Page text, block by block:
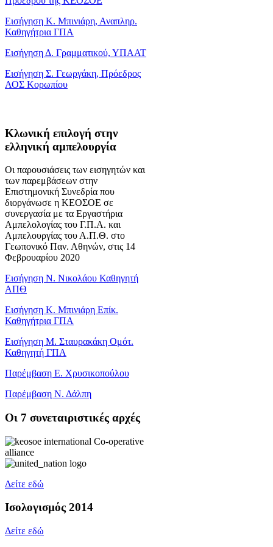
Εισήγηση Κ. Μπινιάρη, Αναπληρ.
Καθηγήτρια ΓΠΑ
Εισήγηση Δ. Γραμματικού, ΥΠΑΑΤ
Εισήγηση Σ. Γεωργάκη, Πρόεδρος
ΑΟΣ Κορωπίου
Κλωνική επιλογή στην
ελληνική αμπελουργία
Οι παρουσιάσεις των εισηγητών και
των παρεμβάσεων στην
Επιστημονική Συνεδρία που
διοργάνωσε η ΚΕΟΣΟΕ σε
συνεργασία με τα Εργαστήρια
Αμπελολογίας του Γ.Π.Α. και
Αμπελουργίας του Α.Π.Θ. στο
Γεωπονικό Παν. Αθηνών, στις 14
Φεβρουαρίου 2020
Εισήγηση Ν. Νικολάου Καθηγητή
ΑΠΘ
Εισήγηση Κ. Μπινιάρη Επίκ.
Καθηγήτρια ΓΠΑ
Εισήγηση Μ. Σταυρακάκη Ομότ.
Καθηγητή ΓΠΑ
Παρέμβαση Ε. Χρυσικοπούλου
Παρέμβαση Ν. Δάλπη
Oι 7 συνεταιριστικές αρχές
Δείτε εδώ
Ισολογισμός 2014
Δείτε εδώ